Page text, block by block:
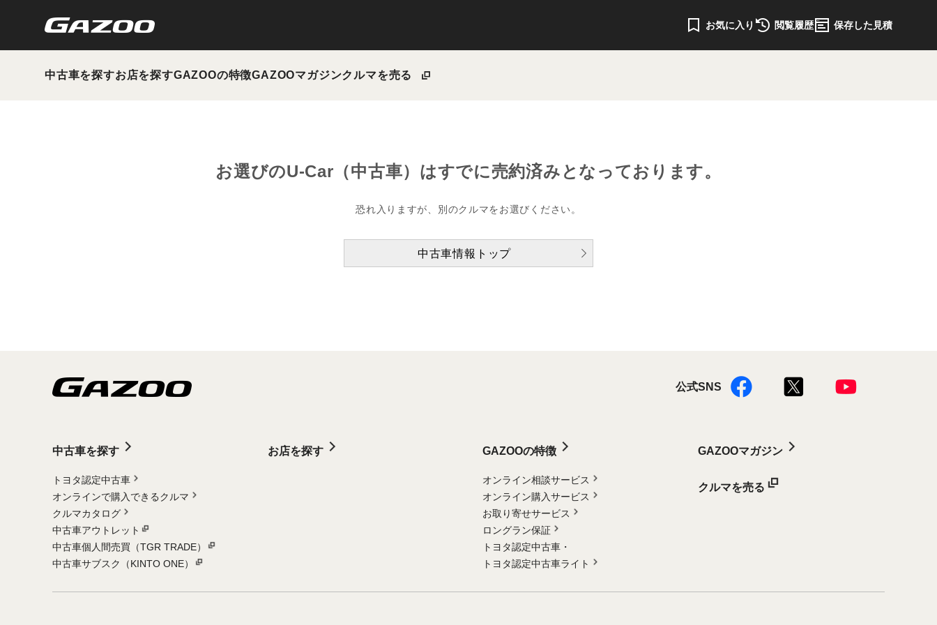
お気に入り 閲覧履歴 保存した見積
中古車を探すお店を探すGAZOOの特徴GAZOOマガジンクルマを売る
お選びのU-Car（中古車）はすでに売約済みとなっております。
恐れ入りますが、別のクルマをお選びください。
中古車情報トップ
公式SNS
中古車を探す
トヨタ認定中古車
オンラインで購入できるクルマ
クルマカタログ
中古車アウトレット
中古車個人間売買（TGR TRADE）
中古車サブスク（KINTO ONE）
お店を探す GAZOOの特徴
オンライン相談サービス
オンライン購入サービス
お取り寄せサービス
ロングラン保証
トヨタ認定中古車・
トヨタ認定中古車ライト
GAZOOマガジン
クルマを売る